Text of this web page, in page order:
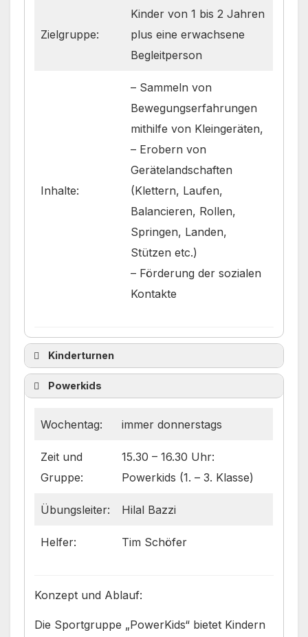
Zielgruppe:
Kinder von 1 bis 2 Jahren
plus eine erwachsene
Begleitperson
Inhalte:
– Sammeln von
Bewegungserfahrungen
mithilfe von Kleingeräten,
– Erobern von
Gerätelandschaften
(Klettern, Laufen,
Balancieren, Rollen,
Springen, Landen,
Stützen etc.)
– Förderung der sozialen
Kontakte
Kinderturnen
Wochentag:
15.45 – 16.30 Uhr:
SPRINGmäuse (ab 3
TURNados (5 – 6 Jahre)
Helfende:
Powerkids
Wochentag: immer donnerstags
Zeit und
Gruppe:
15.30 – 16.30 Uhr:
Powerkids (1. – 3. Klasse)
Übungsleiter: Hilal Bazzi
Helfer: Tim Schöfer
Konzept und Ablauf:
Die Sportgruppe „PowerKids“ bietet Kindern